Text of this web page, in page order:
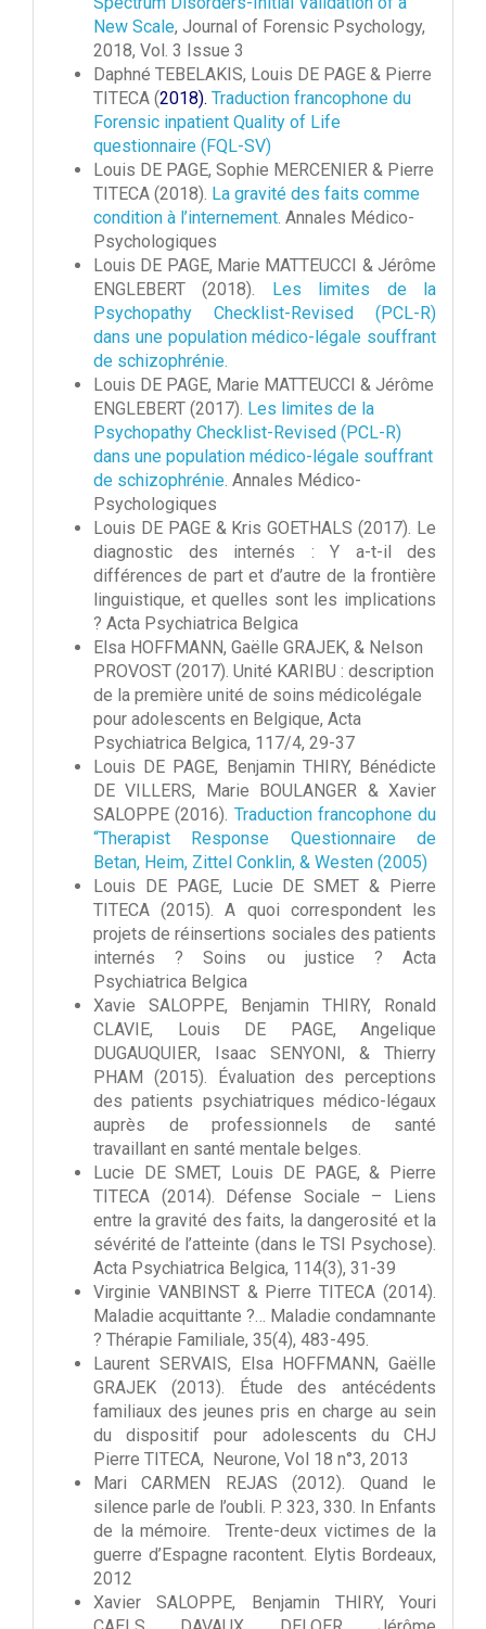
New Scale, Journal of Forensic Psychology,
2018, Vol. 3 Issue 3
Daphné TEBELAKIS, Louis DE PAGE & Pierre
TITECA (2018). Traduction francophone du
Forensic inpatient Quality of Life
questionnaire (FQL-SV)
Louis DE PAGE, Sophie MERCENIER & Pierre
TITECA (2018). La gravité des faits comme
condition à l’internement. Annales Médico-
Psychologiques
Louis DE PAGE, Marie MATTEUCCI & Jérôme
ENGLEBERT (2018). Les limites de la
Psychopathy Checklist-Revised (PCL-R)
dans une population médico-légale souffrant
de schizophrénie.
Louis DE PAGE, Marie MATTEUCCI & Jérôme
ENGLEBERT (2017). Les limites de la
Psychopathy Checklist-Revised (PCL-R)
dans une population médico-légale souffrant
de schizophrénie. Annales Médico-
Psychologiques
Louis DE PAGE & Kris GOETHALS (2017). Le
diagnostic des internés : Y a-t-il des
différences de part et d’autre de la frontière
linguistique, et quelles sont les implications
? Acta Psychiatrica Belgica
Elsa HOFFMANN, Gaëlle GRAJEK, & Nelson
PROVOST (2017). Unité KARIBU : description
de la première unité de soins médicolégale
pour adolescents en Belgique, Acta
Psychiatrica Belgica, 117/4, 29-37
Louis DE PAGE, Benjamin THIRY, Bénédicte
DE VILLERS, Marie BOULANGER & Xavier
SALOPPE (2016). Traduction francophone du
“Therapist Response Questionnaire de
Betan, Heim, Zittel Conklin, & Westen (2005)
Louis DE PAGE, Lucie DE SMET & Pierre
TITECA (2015). A quoi correspondent les
projets de réinsertions sociales des patients
internés ? Soins ou justice ? Acta
Psychiatrica Belgica
Xavie SALOPPE, Benjamin THIRY, Ronald
CLAVIE, Louis DE PAGE, Angelique
DUGAUQUIER, Isaac SENYONI, & Thierry
PHAM (2015). Évaluation des perceptions
des patients psychiatriques médico-légaux
auprès de professionnels de santé
travaillant en santé mentale belges.
Lucie DE SMET, Louis DE PAGE, & Pierre
TITECA (2014). Défense Sociale – Liens
entre la gravité des faits, la dangerosité et la
sévérité de l’atteinte (dans le TSI Psychose).
Acta Psychiatrica Belgica, 114(3), 31-39
Virginie VANBINST & Pierre TITECA (2014).
Maladie acquittante ?… Maladie condamnante
? Thérapie Familiale, 35(4), 483-495.
Laurent SERVAIS, Elsa HOFFMANN, Gaëlle
GRAJEK (2013). Étude des antécédents
familiaux des jeunes pris en charge au sein
du dispositif pour adolescents du CHJ
Pierre TITECA, Neurone, Vol 18 n°3, 2013
Mari CARMEN REJAS (2012). Quand le
silence parle de l’oubli. P. 323, 330. In Enfants
de la mémoire. Trente-deux victimes de la
guerre d’Espagne racontent. Elytis Bordeaux,
2012
Xavier SALOPPE, Benjamin THIRY, Youri